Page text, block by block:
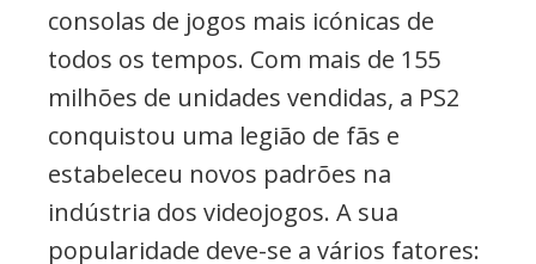
consolas de jogos mais icónicas de
todos os tempos. Com mais de 155
milhões de unidades vendidas, a PS2
conquistou uma legião de fãs e
estabeleceu novos padrões na
indústria dos videojogos. A sua
popularidade deve-se a vários fatores: